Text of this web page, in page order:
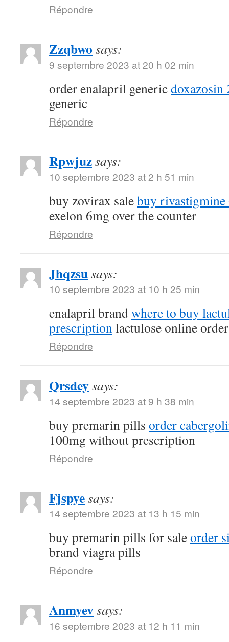
Répondre
Zzqbwo says:
9 septembre 2023 at 20 h 02 min
order enalapril genericdoxazosin
generic
Répondre
Rpwjuzsays:
10 septembre 2023 at 2 h 51 min
buy zovirax salebuy rivastigmine
exelon 6mg over the counter
Répondre
Jhqzsusays:
10 septembre 2023 at 10 h 25 min
enalapril brandwhere to buy
prescriptionlactulose online order
Répondre
Qrsdeysays:
14 septembre 2023 at 9 h 38 min
buy premarin pills order
100mg without prescription
Répondre
Fjspyesays:
14 septembre 2023 at 13 h 15 min
buy premarin pills for saleorder
brand viagra pills
Répondre
Anmyevsays:
16 septembre 2023 at 12 h 11 min